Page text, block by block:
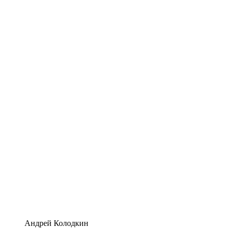
Андрей Колодкин